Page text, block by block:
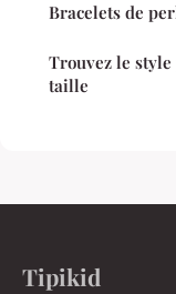
Bracelets de
Trouvez le style
taille
Tipikid